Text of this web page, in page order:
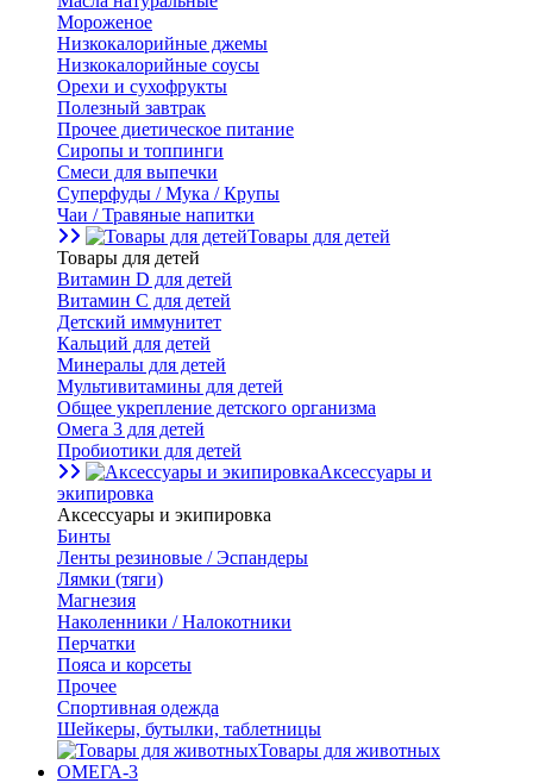
Мороженое
Низкокалорийные джемы
Низкокалорийные соусы
Орехи и сухофрукты
Полезный завтрак
Прочее диетическое питание
Сиропы и топпинги
Смеси для выпечки
Суперфуды / Мука / Крупы
Чаи / Травяные напитки
Товары для детей
Товары для детей
Витамин D для детей
Витамин С для детей
Детский иммунитет
Кальций для детей
Минералы для детей
Мультивитамины для детей
Общее укрепление детского организма
Омега 3 для детей
Пробиотики для детей
Аксессуары и
экипировка
Аксессуары и экипировка
Бинты
Ленты резиновые / Эспандеры
Лямки (тяги)
Магнезия
Наколенники / Налокотники
Перчатки
Пояса и корсеты
Прочее
Спортивная одежда
Шейкеры, бутылки, таблетницы
Товары для животных
ОМЕГА-3